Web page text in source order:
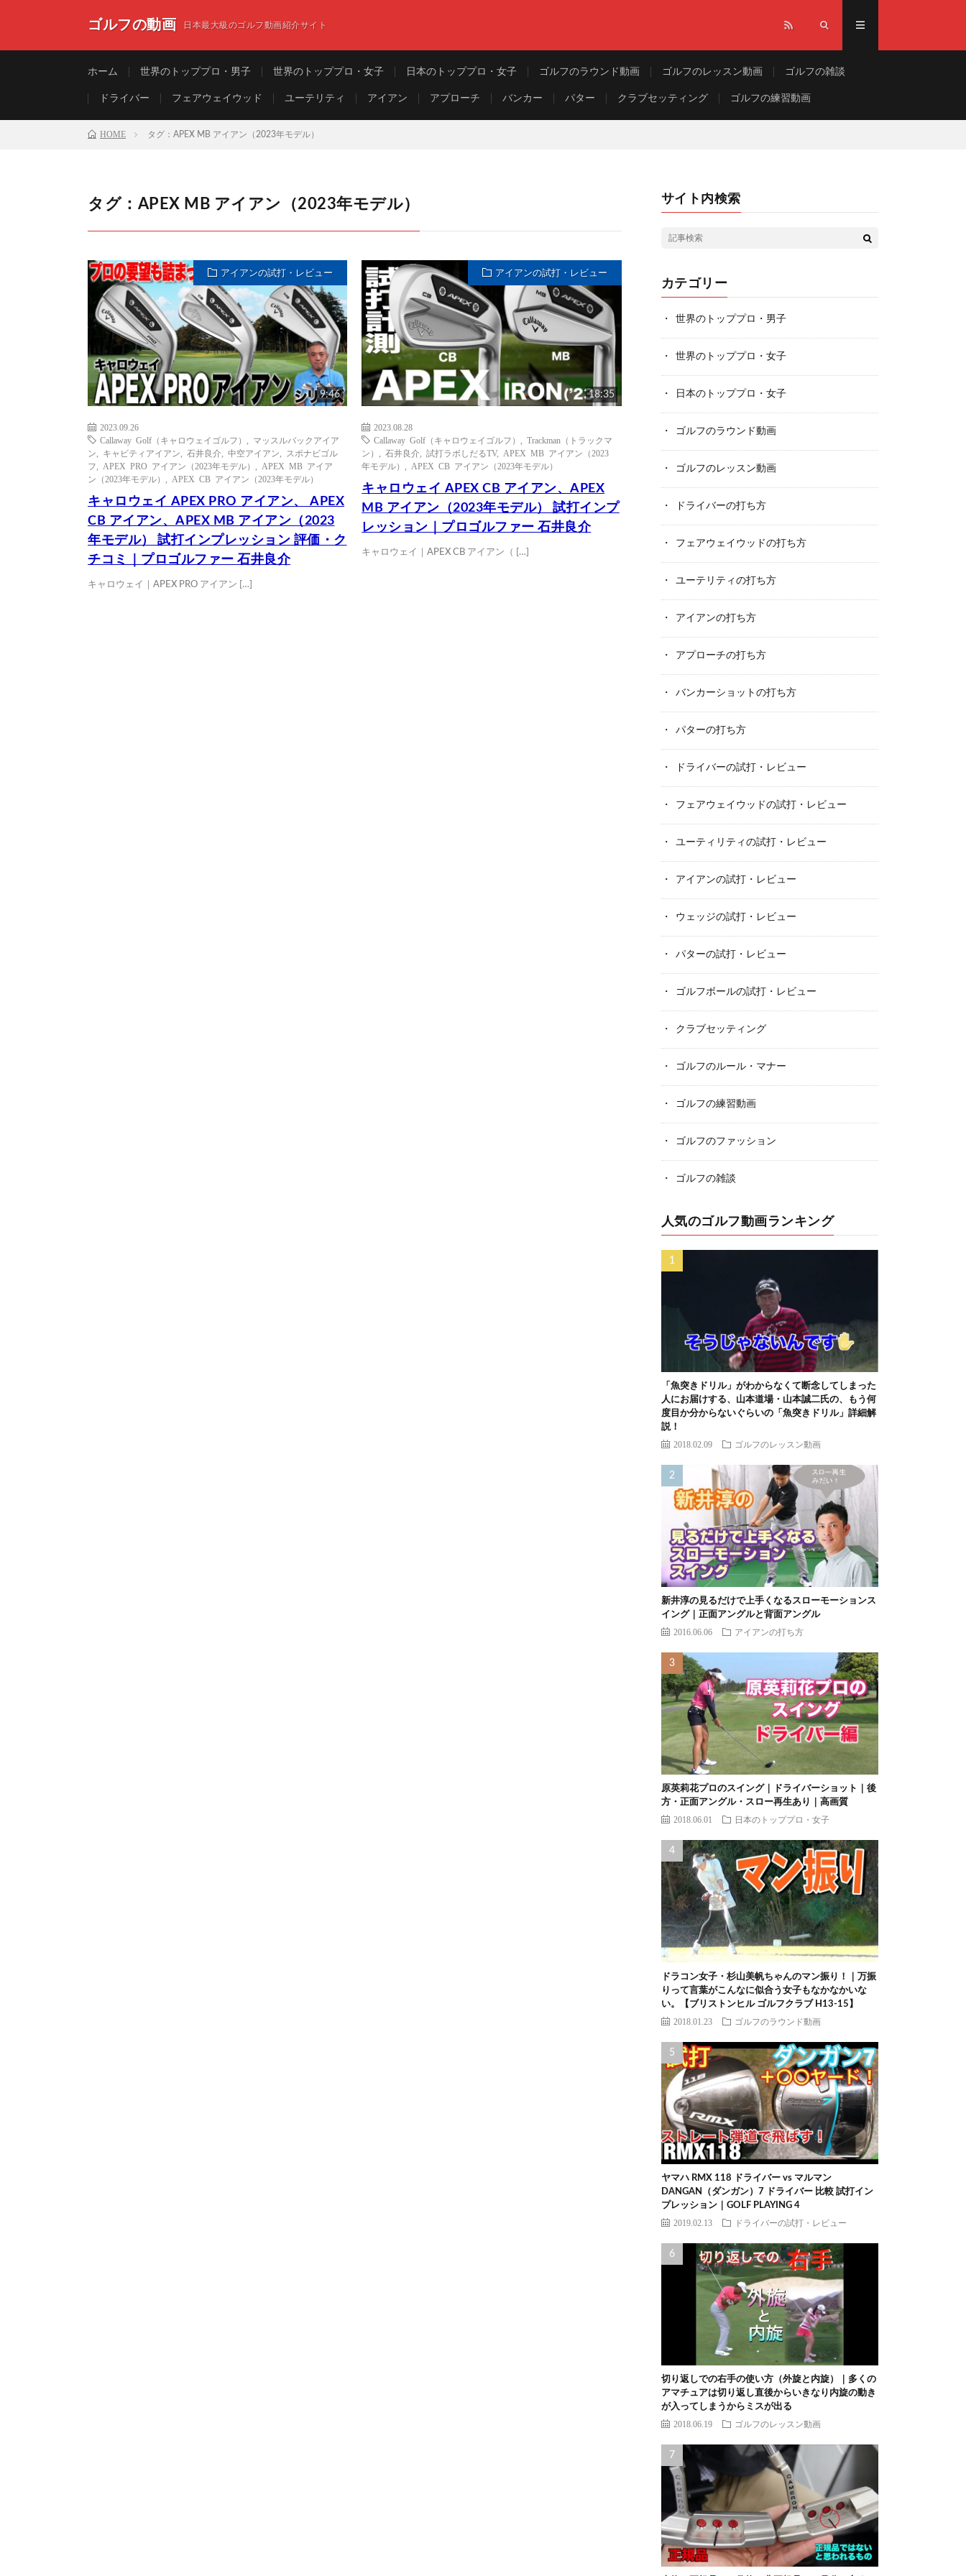
ゴルフの動画 日本最大級のゴルフ動画紹介サイト
ホーム 世界のトッププロ・男子 世界のトッププロ・女子 日本のトッププロ・女子 ゴルフのラウンド動画 ゴルフのレッスン動画 ゴルフの雑談
ドライバー フェアウェイウッド ユーテリティ アイアン アプローチ バンカー パター クラブセッティング ゴルフの練習動画
HOME タグ：APEX MB アイアン（2023年モデル）
タグ：APEX MB アイアン（2023年モデル）
アイアンの試打・レビュー
9:46
2023.09.26
Callaway Golf（キャロウェイゴルフ）
マッスルバックアイア
ン
キャビティアイアン 石井良介 中空アイアン
スポナビゴル
フ
APEX PRO アイアン（2023年モデル）
APEX MB アイア
ン（2023年モデル）
APEX CB アイアン（2023年モデル）
キャロウェイ APEX PRO アイアン、 APEX
CB アイアン、APEX MB アイアン（2023
年モデル） 試打インプレッション 評価・ク
チコミ｜プロゴルファー 石井良介
キャロウェイ｜APEX PRO アイアン […]
アイアンの試打・レビュー
18:35
2023.08.28
Callaway Golf（キャロウェイゴルフ）
,Trackman（トラックマ
ン）
,石井良介 ,試打ラボしだるTV, APEX MB アイアン（2023
年モデル）
APEX CB アイアン（2023年モデル）
キャロウェイ APEX CB アイアン、APEX
MB アイアン（2023年モデル） 試打インプ
レッション｜プロゴルファー 石井良介
キャロウェイ｜APEX CB アイアン（ […]
サイト内検索
カテゴリー
世界のトッププロ・男子
世界のトッププロ・女子
日本のトッププロ・女子
ゴルフのラウンド動画
ゴルフのレッスン動画
ドライバーの打ち方
フェアウェイウッドの打ち方
ユーテリティの打ち方
アイアンの打ち方
アプローチの打ち方
バンカーショットの打ち方
パターの打ち方
ドライバーの試打・レビュー
フェアウェイウッドの試打・レビュー
ユーティリティの試打・レビュー
アイアンの試打・レビュー
ウェッジの試打・レビュー
パターの試打・レビュー
ゴルフボールの試打・レビュー
クラブセッティング
ゴルフのルール・マナー
ゴルフの練習動画
ゴルフのファッション
ゴルフの雑談
人気のゴルフ動画ランキング
「魚突きドリル」がわからなくて断念してしまった
人にお届けする、山本道場・山本誠二氏の、もう何
度目か分からないぐらいの「魚突きドリル」詳細解
説！
2018.02.09 ゴルフのレッスン動画
新井淳の見るだけで上手くなるスローモーションス
イング｜正面アングルと背面アングル
2016.06.06 アイアンの打ち方
原英莉花プロのスイング｜ドライバーショット｜後
方・正面アングル・スロー再生あり｜高画質
2018.06.01 日本のトッププロ・女子
ドラコン女子・杉山美帆ちゃんのマン振り！｜万振
りって言葉がこんなに似合う女子もなかなかいな
い。【ブリストンヒル ゴルフクラブ H13-15】
2018.01.23 ゴルフのラウンド動画
ヤマハ RMX 118 ドライバー vs マルマン
DANGAN（ダンガン）7 ドライバー 比較 試打イン
プレッション｜GOLF PLAYING 4
2019.02.13 ドライバーの試打・レビュー
切り返しでの右手の使い方（外旋と内旋）｜多くの
アマチュアは切り返し直後からいきなり内旋の動き
が入ってしまうからミスが出る
2018.06.19 ゴルフのレッスン動画